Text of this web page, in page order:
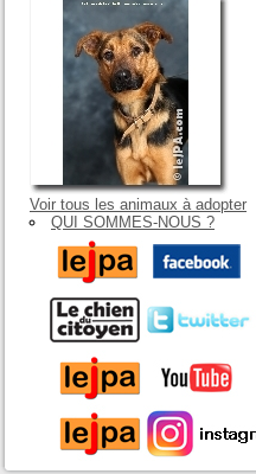
Voir tous les animaux à adopter
QUI SOMMES-NOUS ?